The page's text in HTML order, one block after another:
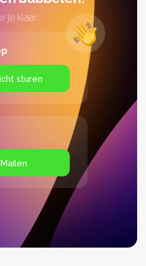
je klaar.
sturen
Mailen